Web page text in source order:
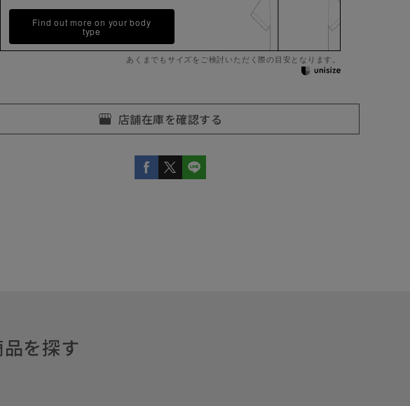
Find out more on your body
type
あくまでもサイズをご検討いただく際の目安となります。
を探す